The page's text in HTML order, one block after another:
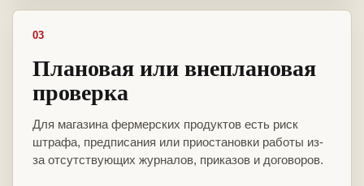
03
Плановая или внеплановая
проверка
Для магазина фермерских продуктов есть риск
штрафа, предписания или приостановки работы из-
за отсутствующих журналов, приказов и договоров.